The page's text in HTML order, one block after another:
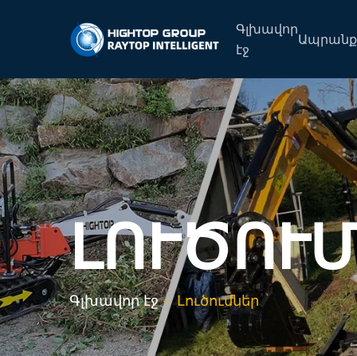
Գլխավոր
էջ
Ապրանք
Գլխավոր էջ-Լուծումներ